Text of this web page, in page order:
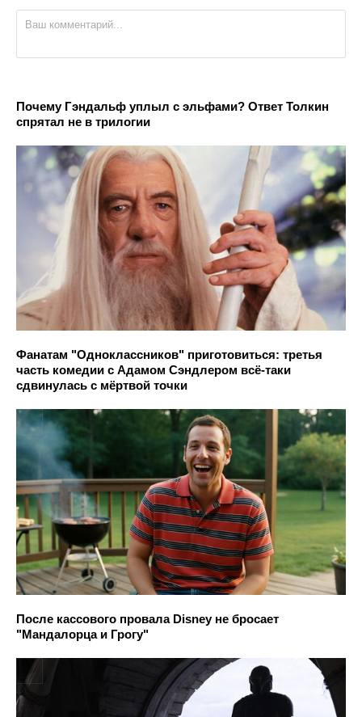
Почему Гэндальф уплыл с эльфами? Ответ Толкин
спрятал не в трилогии
Фанатам "Одноклассников" приготовиться: третья
часть комедии с Адамом Сэндлером всё-таки
сдвинулась с мёртвой точки
После кассового провала Disney не бросает
"Мандалорца и Грогу"